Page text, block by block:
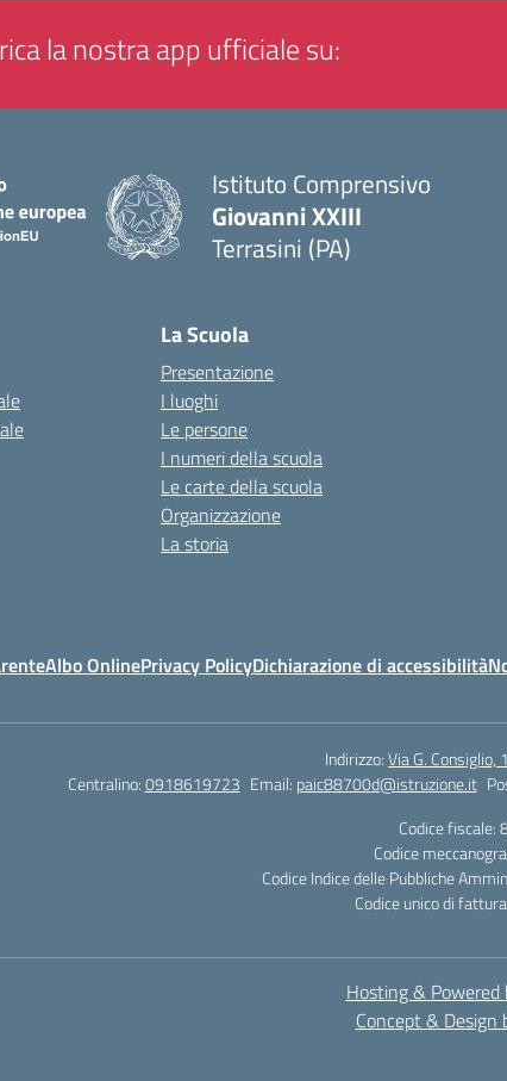
la nostra app ufficiale su:
Istituto Comprensivo
Giovanni XXIII
Terrasini (PA)
La Scuola
Presentazione
I luoghi
Le persone
I numeri della scuola
Le carte della scuola
Organizzazione
La storia
Albo OnlinePrivacy PolicyDichiarazione di accessibilità
Indirizzo:Via G.
Centralino:0918619723 Email: paic88700d@istruzione.it
Codice
Codice
Codice Indice delle Pubbliche
Codice unico di
Hosting & Powered
Concept & Design